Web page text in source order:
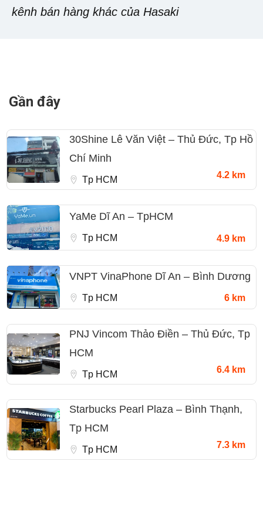
kênh bán hàng khác của Hasaki
Gần đây
30Shine Lê Văn Việt – Thủ Đức, Tp Hồ
Chí Minh
Tp HCM 4.2 km
YaMe Dĩ An – TpHCM
Tp HCM 4.9 km
VNPT VinaPhone Dĩ An – Bình Dương
Tp HCM 6 km
PNJ Vincom Thảo Điền – Thủ Đức, Tp
HCM
Tp HCM 6.4 km
Starbucks Pearl Plaza – Bình Thạnh,
Tp HCM
Tp HCM 7.3 km